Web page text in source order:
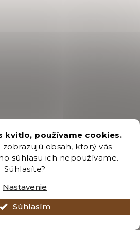
kvitlo, používame cookies.
obsah, ktorý vás
súhlasu ich nepoužívame.
Súhlasíte?
Nastavenie
Súhlasím